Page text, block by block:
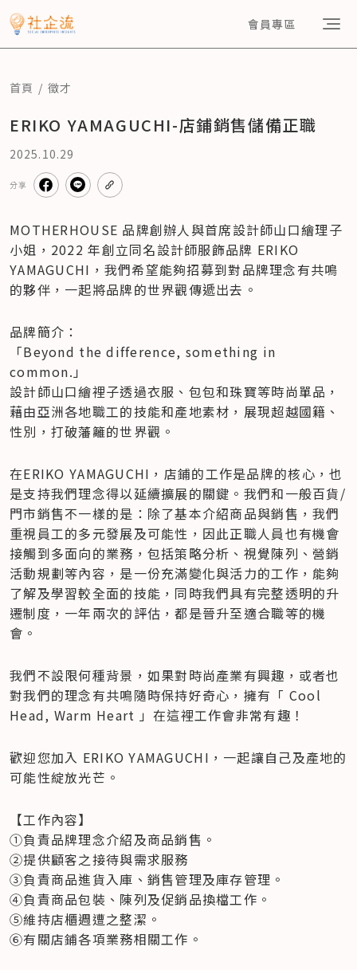
會員專區
首頁 徵才
ERIKO YAMAGUCHI-店鋪銷售儲備正職
2025.10.29
分享
MOTHERHOUSE 品牌創辦人與首席設計師山口繪理子
小姐，2022 年創立同名設計師服飾品牌 ERIKO
YAMAGUCHI，我們希望能夠招募到對品牌理念有共鳴
的夥伴，一起將品牌的世界觀傳遞出去。
品牌簡介：
「Beyond the difference, something in
common.」
設計師山口繪裡子透過衣服、包包和珠寶等時尚單品，
藉由亞洲各地職工的技能和產地素材，展現超越國籍、
性別，打破藩籬的世界觀。
在ERIKO YAMAGUCHI，店鋪的工作是品牌的核心，也
是支持我們理念得以延續擴展的關鍵。我們和一般百貨/
門市銷售不一樣的是：除了基本介紹商品與銷售，我們
重視員工的多元發展及可能性，因此正職人員也有機會
接觸到多面向的業務，包括策略分析、視覺陳列、營銷
活動規劃等內容，是一份充滿變化與活力的工作，能夠
了解及學習較全面的技能，同時我們具有完整透明的升
遷制度，一年兩次的評估，都是晉升至適合職等的機
會。
我們不設限何種背景，如果對時尚產業有興趣，或者也
對我們的理念有共鳴隨時保持好奇心，擁有「 Cool
Head, Warm Heart 」在這裡工作會非常有趣！
歡迎您加入 ERIKO YAMAGUCHI，一起讓自己及產地的
可能性綻放光芒。
【工作內容】
①負責品牌理念介紹及商品銷售。
②提供顧客之接待與需求服務
③負責商品進貨入庫、銷售管理及庫存管理。
④負責商品包裝、陳列及促銷品換檔工作。
⑤維持店櫃週遭之整潔。
⑥有關店鋪各項業務相關工作。